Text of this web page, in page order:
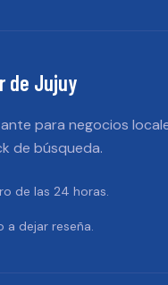
de Jujuy
para negocios
de búsqueda.
de las 24 horas.
a dejar reseña.